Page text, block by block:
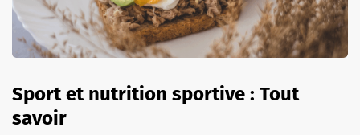
Sport et nutrition sportive : Tout
savoir